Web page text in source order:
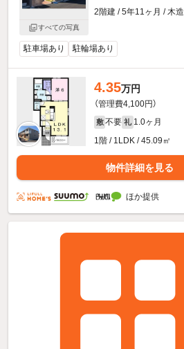
すべての写真
2階建 / 5年11ヶ月 / 木造
駐車場あり 駐輪場あり
4.35万円
（管理費4,100円）
敷 不要 礼 1.0ヶ月
1階 / 1LDK / 45.09㎡
物件詳細を見る
ほか提供